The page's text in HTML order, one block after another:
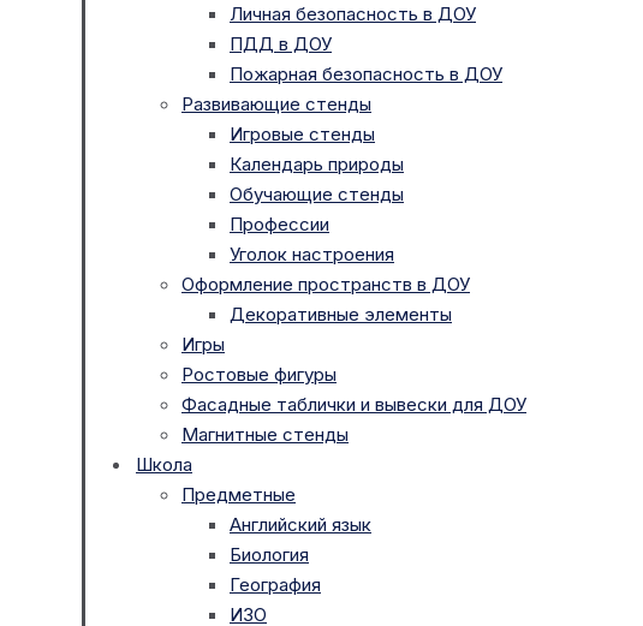
Личная безопасность в ДОУ
ПДД в ДОУ
Пожарная безопасность в ДОУ
Развивающие стенды
Игровые стенды
Календарь природы
Обучающие стенды
Профессии
Уголок настроения
Оформление пространств в ДОУ
Декоративные элементы
Игры
Ростовые фигуры
Фасадные таблички и вывески для ДОУ
Магнитные стенды
Школа
Предметные
Английский язык
Биология
География
ИЗО